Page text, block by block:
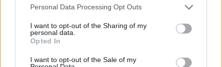
Please note that this website/app uses one or more Google
not limited to your visit or usage behaviour. You may click to
grant or deny consent to Google and its third-party tags to
use your data for below specified purposes in below Google
consent section.
Personal Data Processing Opt Outs
I want to opt-out of the Sharing of my
personal data.
Opted In
I want to opt-out of the Sale of my
Gesunde knochen
Herzgesundheit Indikationen für die supplementierung
Magnesium in der ernährung
Magnesium-ergänzungen Magnesium-mangel